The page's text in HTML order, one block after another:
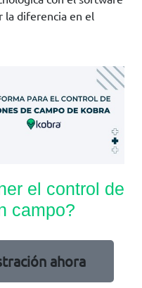
la diferencia en el
el control de
campo?
ahora